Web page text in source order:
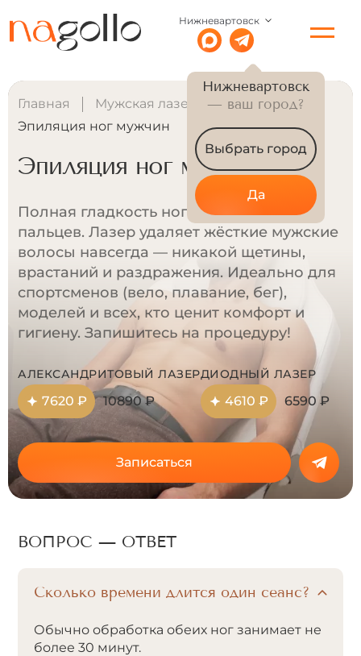
Нижневартовск
Нижневартовск
— ваш город?
Выбрать город
Да
Главная
Мужская лазерная эпиляция
Эпиляция ног мужчин
Эпиляция ног мужчин
Полная гладкость ног от бёдер до
пальцев. Лазер удаляет жёсткие мужские
волосы навсегда — никакой щетины,
врастаний и раздражения. Идеально для
спортсменов (вело, плавание, бег),
моделей и всех, кто ценит комфорт и
гигиену. Запишитесь на процедуру!
АЛЕКСАНДРИТОВЫЙ ЛАЗЕР
7620 ₽ 10890 ₽
ДИОДНЫЙ ЛАЗЕР
4610 ₽ 6590 ₽
Записаться
ВОПРОС — ОТВЕТ
Сколько времени длится один сеанс?
Обычно обработка обеих ног занимает не
более 30 минут.